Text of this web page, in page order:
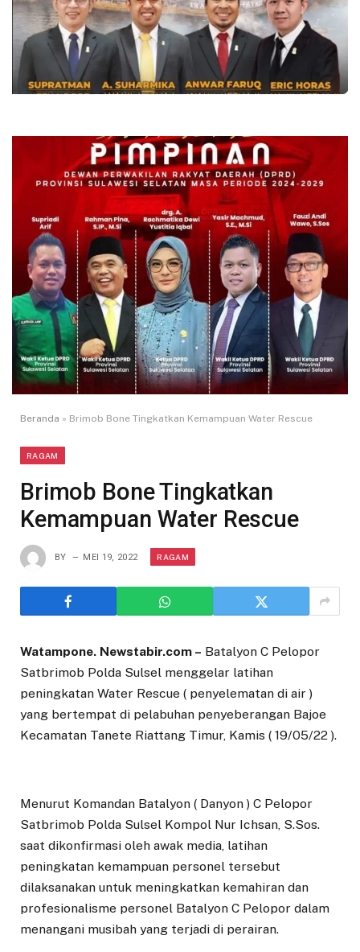
Beranda » Brimob Bone Tingkatkan Kemampuan Water Rescue
RAGAM
Brimob Bone Tingkatkan
Kemampuan Water Rescue
BY MEI 19, 2022 RAGAM
Watampone. Newstabir.com – Batalyon C Pelopor
Satbrimob Polda Sulsel menggelar latihan
peningkatan Water Rescue ( penyelematan di air )
yang bertempat di pelabuhan penyeberangan Bajoe
Kecamatan Tanete Riattang Timur, Kamis ( 19/05/22 ).
Menurut Komandan Batalyon ( Danyon ) C Pelopor
Satbrimob Polda Sulsel Kompol Nur Ichsan, S.Sos.
saat dikonfirmasi oleh awak media, latihan
peningkatan kemampuan personel tersebut
dilaksanakan untuk meningkatkan kemahiran dan
profesionalisme personel Batalyon C Pelopor dalam
menangani musibah yang terjadi di perairan.